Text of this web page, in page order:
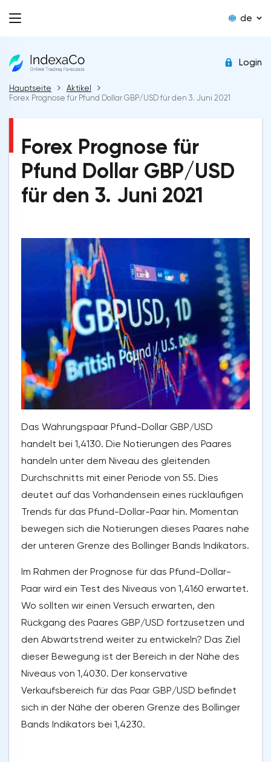
de
Login
Hauptseite
Aktikel
Forex Prognose für Pfund Dollar GBP/USD für den 3. Juni 2021
Forex Prognose für
Pfund Dollar GBP/USD
für den 3. Juni 2021
Das Währungspaar Pfund-Dollar GBP/USD
handelt bei 1,4130. Die Notierungen des Paares
handeln unter dem Niveau des gleitenden
Durchschnitts mit einer Periode von 55. Dies
deutet auf das Vorhandensein eines rückläufigen
Trends für das Pfund-Dollar-Paar hin. Momentan
bewegen sich die Notierungen dieses Paares nahe
der unteren Grenze des Bollinger Bands Indikators.
Im Rahmen der Prognose für das Pfund-Dollar-
Paar wird ein Test des Niveaus von 1,4160 erwartet.
Wo sollten wir einen Versuch erwarten, den
Rückgang des Paares GBP/USD fortzusetzen und
den Abwärtstrend weiter zu entwickeln? Das Ziel
dieser Bewegung ist der Bereich in der Nähe des
Niveaus von 1,4030. Der konservative
Verkaufsbereich für das Paar GBP/USD befindet
sich in der Nähe der oberen Grenze des Bollinger
Bands Indikators bei 1,4230.